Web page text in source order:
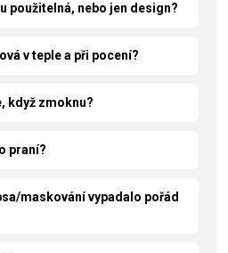
použitelná, nebo jen design?
v teple a při pocení?
když zmoknu?
praní?
maskování vypadalo pořád